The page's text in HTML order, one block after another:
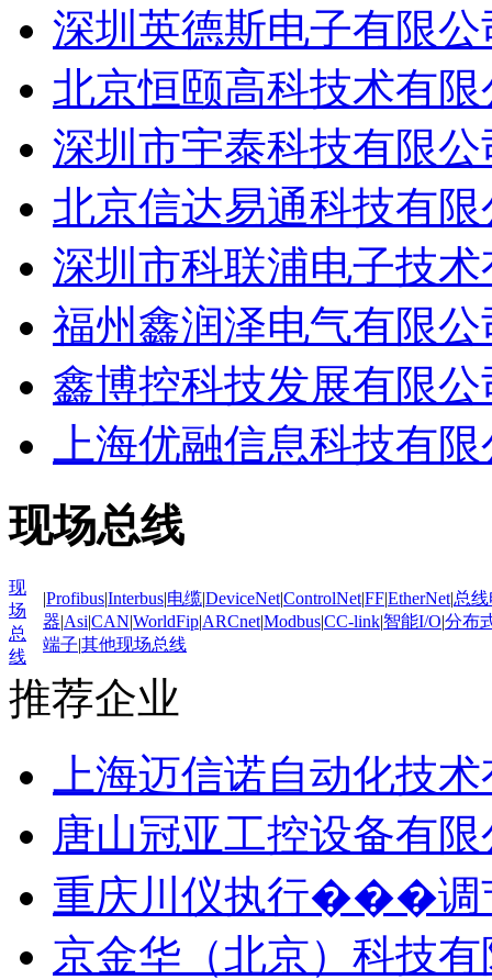
深圳英德斯电子有限公
北京恒颐高科技术有限
深圳市宇泰科技有限公
北京信达易通科技有限
深圳市科联浦电子技
福州鑫润泽电气有限公
鑫博控科技发展有限公
上海优融信息科技有
现场总线
现
场
总
线
|Profibus|Interbus|电缆|DeviceNet|ControlNet|FF|EtherNet|总
器|Asi|CAN|WorldFip|ARCnet|Modbus|CC-link|智能I/O|分布
端子|其他现场总线
推荐企业
上海迈信诺自动化技
唐山冠亚工控设备有
重庆川仪执行���调
京金华（北京）科技